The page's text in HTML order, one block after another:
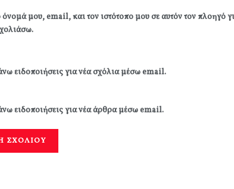
μου, email, και τον ιστότοπο μου σε αυτόν τον πλοηγό
ειδοποιήσεις για νέα σχόλια μέσω email.
ειδοποιήσεις για νέα άρθρα μέσω email.